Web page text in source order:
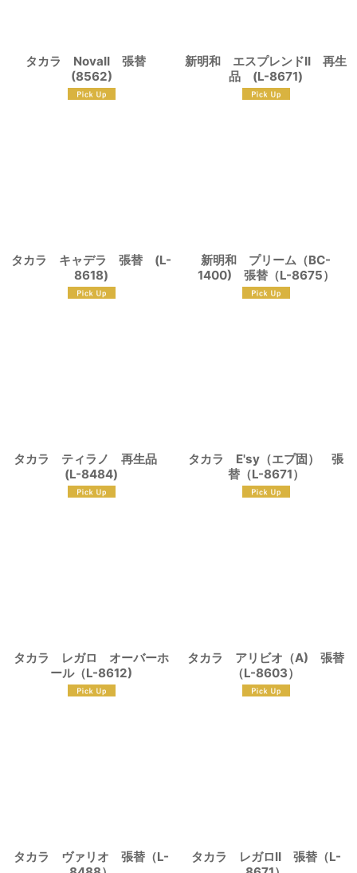
タカラ NovaII 張替
(8562)
新明和 エスプレンドII 再生
品 (L-8671)
タカラ キャデラ 張替 (L-
8618)
新明和 プリーム（BC-
1400) 張替（L-8675）
タカラ ティラノ 再生品
(L-8484)
タカラ E'sy（エプ固） 張
替（L-8671）
タカラ レガロ オーバーホ
ール（L-8612)
タカラ アリビオ（A) 張替
（L-8603）
タカラ ヴァリオ 張替（L-
タカラ レガロII 張替（L-